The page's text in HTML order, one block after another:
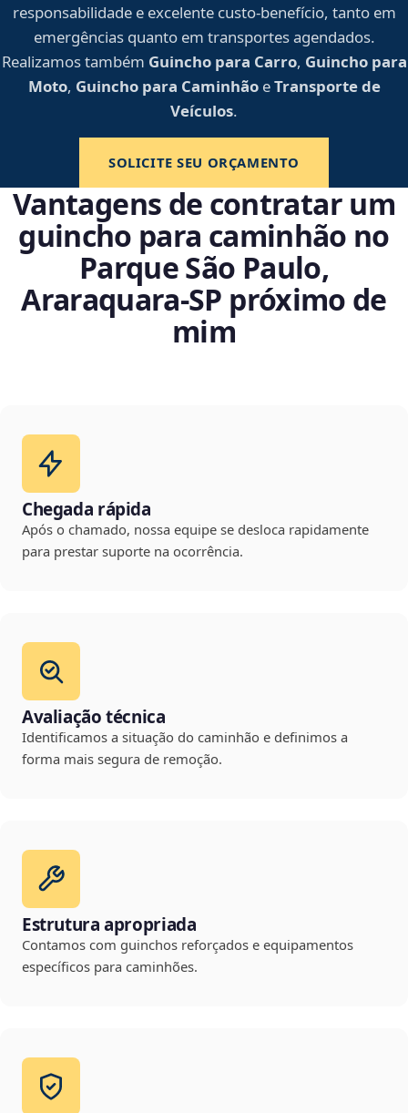
responsabilidade e excelente custo-benefício, tanto em
emergências quanto em transportes agendados.
Realizamos também Guincho para Carro, Guincho para
Moto, Guincho para CaminhãoeTransporte de
Veículos.
SOLICITE SEU ORÇAMENTO
Vantagens de contratar um
guincho para caminhão no
Parque São Paulo,
Araraquara‑SP próximo de
mim
Chegada rápida
Após o chamado, nossa equipe se desloca rapidamente
para prestar suporte na ocorrência.
Avaliação técnica
Identificamos a situação do caminhão e definimos a
forma mais segura de remoção.
Estrutura apropriada
Contamos com guinchos reforçados e equipamentos
específicos para caminhões.